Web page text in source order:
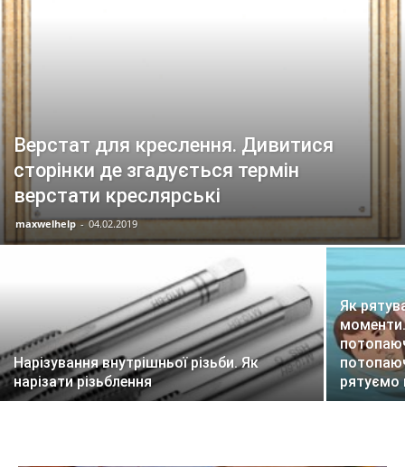
Верстат для креслення. Дивитися
сторінки де згадується термін
верстати креслярські
maxwelhelp - 04.02.2019
Нарізування внутрішньої різьби. Як
нарізати різьблення
Як
рятуємо